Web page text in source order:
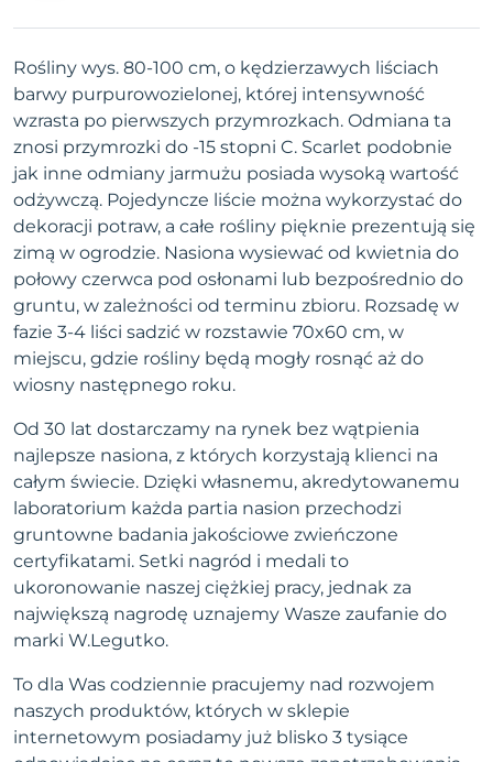
Rośliny wys. 80-100 cm, o kędzierzawych liściach
barwy purpurowozielonej, której intensywność
wzrasta po pierwszych przymrozkach. Odmiana ta
znosi przymrozki do -15 stopni C. Scarlet podobnie
jak inne odmiany jarmużu posiada wysoką wartość
odżywczą. Pojedyncze liście można wykorzystać do
dekoracji potraw, a całe rośliny pięknie prezentują się
zimą w ogrodzie. Nasiona wysiewać od kwietnia do
połowy czerwca pod osłonami lub bezpośrednio do
gruntu, w zależności od terminu zbioru. Rozsadę w
fazie 3-4 liści sadzić w rozstawie 70x60 cm, w
miejscu, gdzie rośliny będą mogły rosnąć aż do
wiosny następnego roku.
Od 30 lat dostarczamy na rynek bez wątpienia
najlepsze nasiona, z których korzystają klienci na
całym świecie. Dzięki własnemu, akredytowanemu
laboratorium każda partia nasion przechodzi
gruntowne badania jakościowe zwieńczone
certyfikatami. Setki nagród i medali to
ukoronowanie naszej ciężkiej pracy, jednak za
największą nagrodę uznajemy Wasze zaufanie do
marki W.Legutko.
To dla Was codziennie pracujemy nad rozwojem
naszych produktów, których w sklepie
internetowym posiadamy już blisko 3 tysiące